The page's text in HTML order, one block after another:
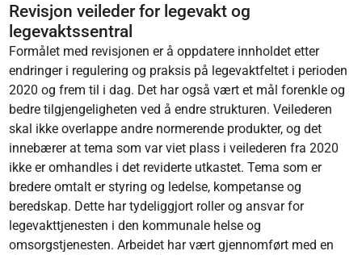
Revisjon veileder for legevakt og
legevaktssentral
Formålet med revisjonen er å oppdatere innholdet etter
endringer i regulering og praksis på legevaktfeltet i perioden
2020 og frem til i dag. Det har også vært et mål forenkle og
bedre tilgjengeligheten ved å endre strukturen. Veilederen
skal ikke overlappe andre normerende produkter, og det
innebærer at tema som var viet plass i veilederen fra 2020
ikke er omhandles i det reviderte utkastet. Tema som er
bredere omtalt er styring og ledelse, kompetanse og
beredskap. Dette har tydeliggjort roller og ansvar for
legevakttjenesten i den kommunale helse og
omsorgstjenesten. Arbeidet har vært gjennomført med en